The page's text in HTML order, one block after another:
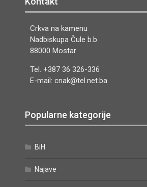
Crkva na kamenu
Nadbiskupa Čule b.b.
88000 Mostar
Tel. +387 36 326-336
E-mail: cnak@tel.net.ba
Popularne kategorije
BiH
Najave